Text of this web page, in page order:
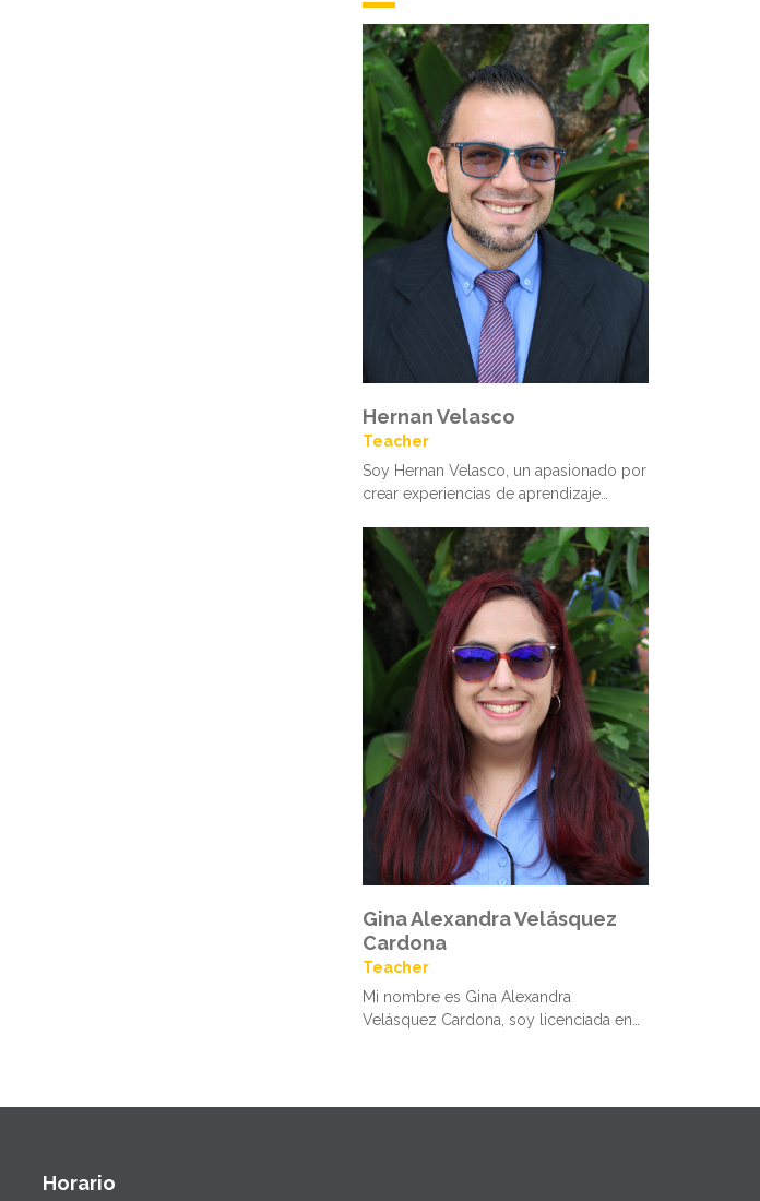
Hernan Velasco
Teacher
Soy Hernan Velasco, un apasionado por
crear experiencias de aprendizaje…
Gina Alexandra Velásquez
Cardona
Teacher
Mi nombre es Gina Alexandra
Velásquez Cardona, soy licenciada en…
Horario